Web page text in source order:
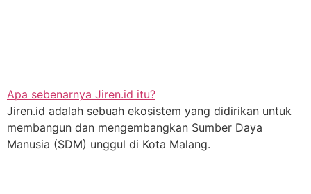
Apa sebenarnya Jiren.id itu?
Jiren.id adalah sebuah ekosistem yang didirikan untuk
membangun dan mengembangkan Sumber Daya
Manusia (SDM) unggul di Kota Malang.